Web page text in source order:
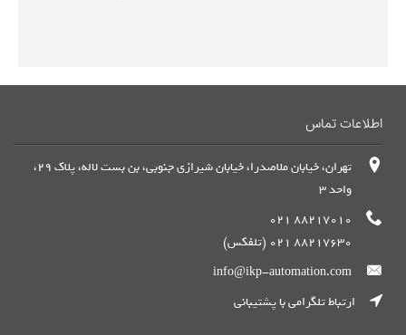
اطلاعات تماس
تهران، خیابان ملاصدرا، خیابان شیرازی جنوبی، بن بست لاله، پلاک 29،
واحد 3
88217010 021
88217630 021 (تلفکس)
info@ikp-automation.com
ارتباط تلگرامی با پشتیبانی